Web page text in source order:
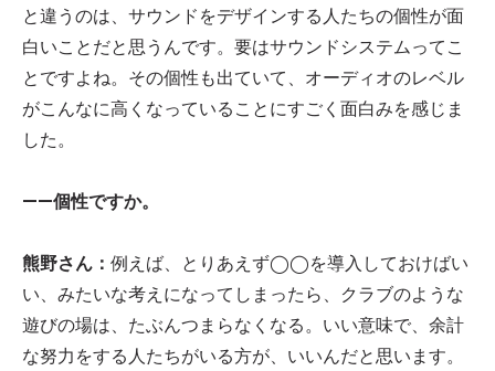
と違うのは、サウンドをデザインする人たちの個性が面
白いことだと思うんです。要はサウンドシステムってこ
とですよね。その個性も出ていて、オーディオのレベル
がこんなに高くなっていることにすごく面白みを感じま
した。
——個性ですか。
熊野さん： 例えば、とりあえず◯◯を導入しておけばい
い、みたいな考えになってしまったら、クラブのような
遊びの場は、たぶんつまらなくなる。いい意味で、余計
な努力をする人たちがいる方が、いいんだと思います。